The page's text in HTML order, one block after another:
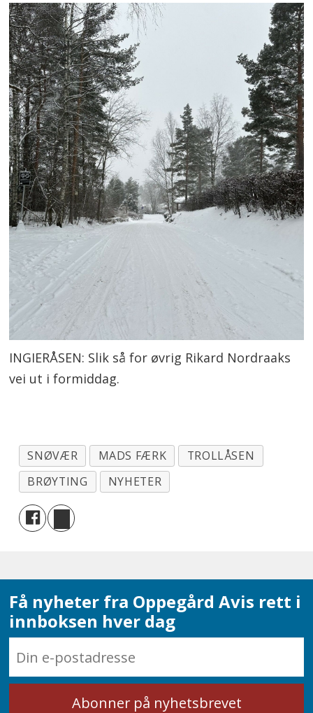
INGIERÅSEN: Slik så for øvrig Rikard Nordraaks
vei ut i formiddag.
SNØVÆR MADS FÆRK
TROLLÅSEN
BRØYTING
NYHETER
Få nyheter fra Oppegård Avis rett i
innboksen hver dag